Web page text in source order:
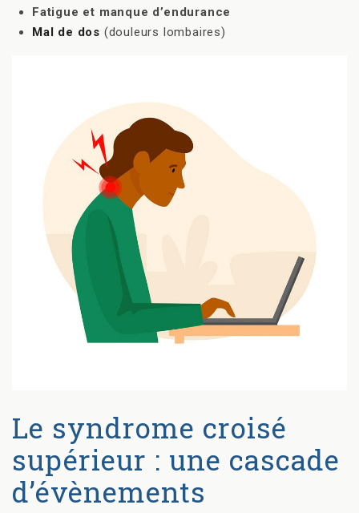
Fatigue et manque d’endurance
Mal de dos (douleurs lombaires)
Le syndrome croisé
supérieur : une cascade
d’évènements